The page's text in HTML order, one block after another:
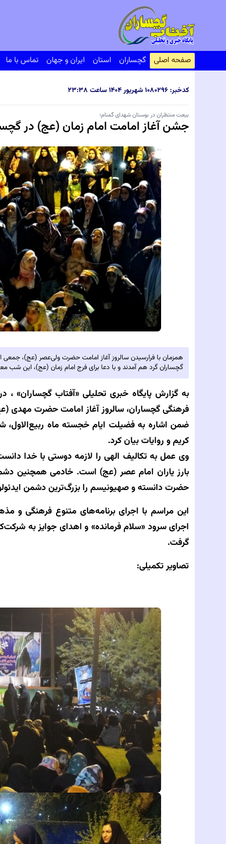
صفحه اصلی گچساران استان ایران و جهان تماس با ما
کدخبر: ۸۰۲۹۶ ۱۰ شهریور ۱۴۰۴ ساعت ۲۳:۳۸
بیعت منتظران در بوستان شهدای گمنام؛
جشن آغاز امامت امام زمان (عج) در
همزمان با فرارسیدن سالروز آغاز امامت حضرت ولی‌عصر (عج)،
گچساران گرد هم آمدند و با دعا برای فرج امام زمان (عج)، این شب
به گزارش پایگاه خبری تحلیلی‌ «آفتاب گچساران» ،
فرهنگی گچساران، سالروز آغاز امامت حضرت مهدی
ضمن اشاره به فضیلت ایام خجسته ماه ربیع‌الاول،
کریم و روایات بیان کرد.
وی عمل به تکالیف الهی را لازمه دوستی با خدا
بارز یاران امام عصر (عج) است. خادمی همچنین
حضرت دانسته و صهیونیسم را بزرگ‌ترین دشمن
این مراسم با اجرای برنامه‌های متنوع فرهنگی و
اجرای سرود «سلام فرمانده» و اهدای جوایز به
گرفت.
تصاویر تکمیلی: